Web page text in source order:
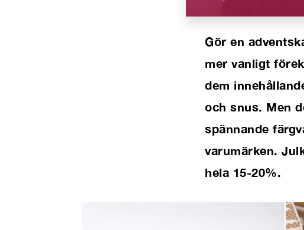
Gör en
mer vanligt
dem
och snus. Men
spännande
varumärken.
hela 15-20%.